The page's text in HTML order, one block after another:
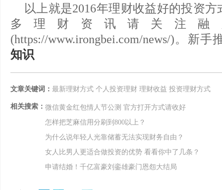
以上就是2016年理财收益好的投资
多理财资讯请关注融
(https://www.irongbei.com/news/)。新手
知识
文章关键词： 最新理财方式 个人投资理财 理财收益 投资理财方式
相关搜索： 微信黄金红包情人节公测 官方打开方式请收好
怎样把芝麻信用分刷到800以上？
为什么说年轻人光靠储蓄无法实现财务自由？
女人比男人更适合做投资的优势 看看你中了几条？
申请结婚！千亿富豪刘銮雄豪门恩怨大结局